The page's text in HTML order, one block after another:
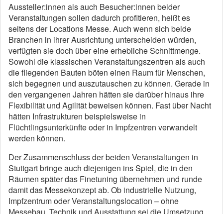
Aussteller:innen als auch Besucher:innen beider
Veranstaltungen sollen dadurch profitieren, heißt es
seitens der Locations Messe. Auch wenn sich beide
Branchen in ihrer Ausrichtung unterscheiden würden,
verfügten sie doch über eine erhebliche Schnittmenge.
Sowohl die klassischen Veranstaltungszentren als auch
die fliegenden Bauten böten einen Raum für Menschen,
sich begegnen und auszutauschen zu können. Gerade in
den vergangenen Jahren hätten sie darüber hinaus ihre
Flexibilität und Agilität beweisen können. Fast über Nacht
hätten Infrastrukturen beispielsweise in
Flüchtlingsunterkünfte oder in Impfzentren verwandelt
werden können.
Der Zusammenschluss der beiden Veranstaltungen in
Stuttgart bringe auch diejenigen ins Spiel, die in den
Räumen später das Finetuning übernehmen und runde
damit das Messekonzept ab. Ob industrielle Nutzung,
Impfzentrum oder Veranstaltungslocation – ohne
Messebau, Technik und Ausstattung sei die Umsetzung